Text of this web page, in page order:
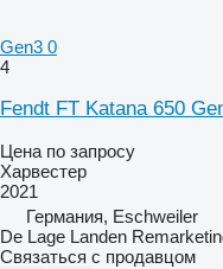
Gen3 0
4
Fendt FT Katana 650
Цена по запросу
Харвестер
2021
Германия, Eschweiler
De Lage Landen
Связаться с продавцом